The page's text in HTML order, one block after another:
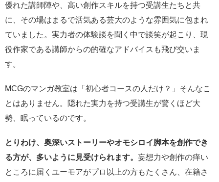
優れた講師陣や、高い創作スキルを持つ受講生たちと共
に、その場はまるで活気ある芸大のような雰囲気に包まれ
ていました。実力者の体験談を聞く中で談笑が起こり、現
役作家である講師からの的確なアドバイスも飛び交いま
す。
MCGのマンガ教室は「初心者コースの人だけ？」そんなこ
とはありません。隠れた実力を持つ受講生が驚くほど大
勢、眠っているのです。
とりわけ、奥深いストーリーやオモシロイ脚本を創作でき
る方が、多いように見受けられます。 妄想力や創作の痒い
ところに届くユーモアがプロ以上の方もたくさん、在籍さ